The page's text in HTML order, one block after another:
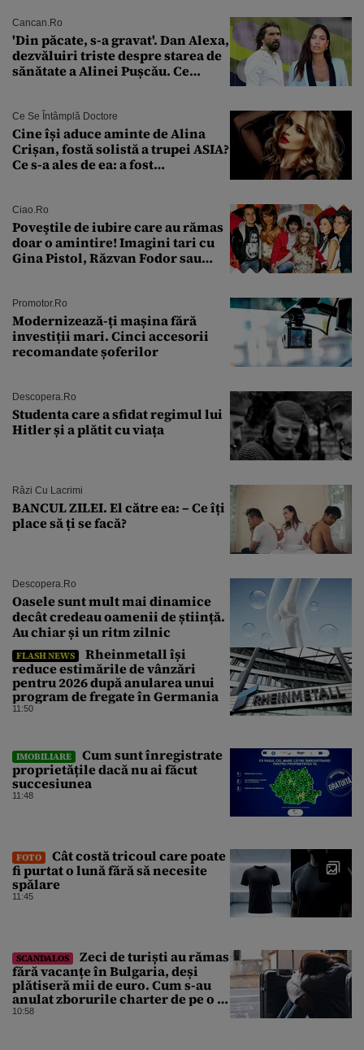
Cancan.ro
'Din păcate, s-a gravat'. Dan Alexa,
dezvăluiri triste despre starea de
sănătate a Alinei Pușcău. Ce
Ce Se Întâmplă Doctore
Cine își aduce aminte de Alina
Crișan, fostă solistă a trupei ASIA?
Ce s-a ales de ea: a fost
Ciao.ro
Poveştile de iubire care au rămas
doar o amintire! Imagini tari cu
Gina Pistol, Răzvan Fodor sau
Promotor.ro
Modernizează-ți mașina fără
investiții mari. Cinci accesorii
recomandate șoferilor
Descopera.ro
Studenta care a sfidat regimul lui
Hitler și a plătit cu viața
Râzi Cu Lacrimi
BANCUL ZILEI. El către ea: – Ce îți
place să ți se facă?
Descopera.ro
Oasele sunt mult mai dinamice
decât credeau oamenii de știință.
Au chiar și un ritm zilnic
FLASH NEWS
Rheinmetall își
reduce estimările de vânzări
pentru 2026 după anularea unui
program de fregate în Germania
11:50
IMOBILIARE
Cum sunt înregistrate
proprietățile dacă nu ai făcut
succesiunea
11:48
FOTO
Cât costă tricoul care poate
fi purtat o lună fără să necesite
spălare
11:45
SCANDALOS
Zeci de turiști au rămas
fără vacanțe în Bulgaria, deși
plătiseră mii de euro. Cum s-au
anulat zborurile charter de pe o zi
pe alta
10:58